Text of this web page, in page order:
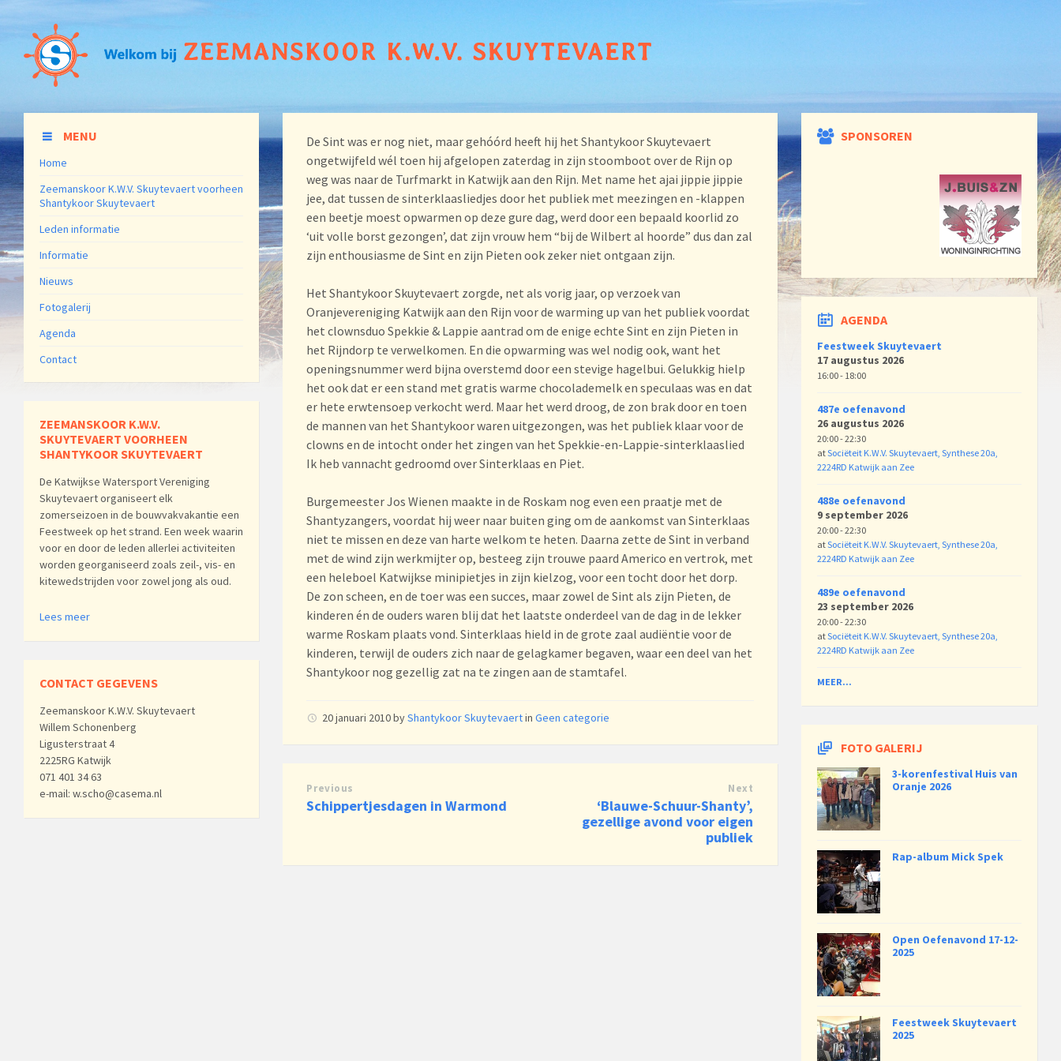
De Sint was er nog niet, maar gehóórd heeft hij het Shantykoor Skuytevaert
ongetwijfeld wél toen hij afgelopen zaterdag in zijn stoomboot over de Rijn op
weg was naar de Turfmarkt in Katwijk aan den Rijn. Met name het ajai jippie jippie
jee, dat tussen de sinterklaasliedjes door het publiek met meezingen en -klappen
een beetje moest opwarmen op deze gure dag, werd door een bepaald koorlid zo
‘uit volle borst gezongen’, dat zijn vrouw hem “bij de Wilbert al hoorde” dus dan zal
zijn enthousiasme de Sint en zijn Pieten ook zeker niet ontgaan zijn.
Het Shantykoor Skuytevaert zorgde, net als vorig jaar, op verzoek van
Oranjevereniging Katwijk aan den Rijn voor de warming up van het publiek voordat
het clownsduo Spekkie & Lappie aantrad om de enige echte Sint en zijn Pieten in
het Rijndorp te verwelkomen. En die opwarming was wel nodig ook, want het
openingsnummer werd bijna overstemd door een stevige hagelbui. Gelukkig hielp
het ook dat er een stand met gratis warme chocolademelk en speculaas was en dat
er hete erwtensoep verkocht werd. Maar het werd droog, de zon brak door en toen
de mannen van het Shantykoor waren uitgezongen, was het publiek klaar voor de
clowns en de intocht onder het zingen van het Spekkie-en-Lappie-sinterklaaslied
Ik heb vannacht gedroomd over Sinterklaas en Piet.
Burgemeester Jos Wienen maakte in de Roskam nog even een praatje met de
Shantyzangers, voordat hij weer naar buiten ging om de aankomst van Sinterklaas
niet te missen en deze van harte welkom te heten. Daarna zette de Sint in verband
met de wind zijn werkmijter op, besteeg zijn trouwe paard Americo en vertrok, met
een heleboel Katwijkse minipietjes in zijn kielzog, voor een tocht door het dorp.
De zon scheen, en de toer was een succes, maar zowel de Sint als zijn Pieten, de
kinderen én de ouders waren blij dat het laatste onderdeel van de dag in de lekker
warme Roskam plaats vond. Sinterklaas hield in de grote zaal audiëntie voor de
kinderen, terwijl de ouders zich naar de gelagkamer begaven, waar een deel van het
Shantykoor nog gezellig zat na te zingen aan de stamtafel.
20 januari 2010byShantykoor SkuytevaertinGeen categorie
Previous
Schippertjesdagen in Warmond
Next
‘Blauwe-Schuur-Shanty’,
gezellige avond voor eigen
publiek
MENU
Home
Zeemanskoor K.W.V. Skuytevaert voorheen
Shantykoor Skuytevaert
Leden informatie
Informatie
Nieuws
Fotogalerij
Agenda
Contact
ZEEMANSKOOR K.W.V.
SKUYTEVAERT VOORHEEN
SHANTYKOOR SKUYTEVAERT
De Katwijkse Watersport Vereniging
Skuytevaert organiseert elk
zomerseizoen in de bouwvakvakantie een
Feestweek op het strand. Een week waarin
voor en door de leden allerlei activiteiten
worden georganiseerd zoals zeil-, vis- en
kitewedstrijden voor zowel jong als oud.
Lees meer
CONTACT GEGEVENS
Zeemanskoor K.W.V. Skuytevaert
Willem Schonenberg
Ligusterstraat 4
2225RG Katwijk
071 401 34 63
e-mail: w.scho@casema.nl
SPONSOREN
AGENDA
Feestweek Skuytevaert
17 augustus 2026
16:00 - 18:00
487e oefenavond
26 augustus 2026
20:00 - 22:30
atSociëteit K.W.V. Skuytevaert, Synthese 20a,
2224RD Katwijk aan Zee
488e oefenavond
9 september 2026
20:00 - 22:30
atSociëteit K.W.V. Skuytevaert, Synthese 20a,
2224RD Katwijk aan Zee
489e oefenavond
23 september 2026
20:00 - 22:30
atSociëteit K.W.V. Skuytevaert, Synthese 20a,
2224RD Katwijk aan Zee
MEER...
FOTO GALERIJ
3-korenfestival Huis van
Oranje 2026
Rap-album Mick Spek
Open Oefenavond 17-12-
2025
Feestweek Skuytevaert
2025